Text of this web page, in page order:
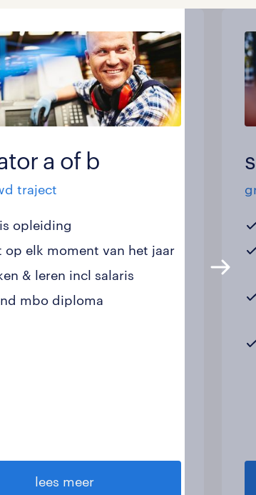
a of b
traject
opleiding
op elk moment van het jaar
& leren incl salaris
mbo diploma
lees meer